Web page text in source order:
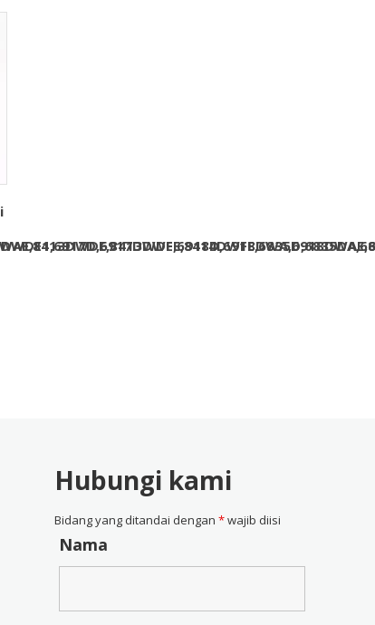
Hubungi kami
Bidang yang ditandai dengan*wajib diisi
Nama